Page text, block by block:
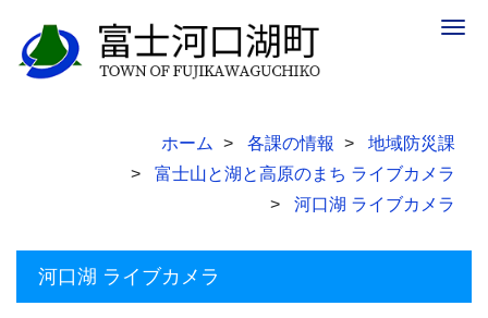
ホーム 各課の情報
地域防災課
富士山と湖と高原のまち ライブカメラ
河口湖 ライブカメラ
河口湖 ライブカメラ